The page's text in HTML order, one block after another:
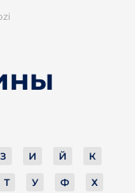
З И Й К
Т У Ф Х